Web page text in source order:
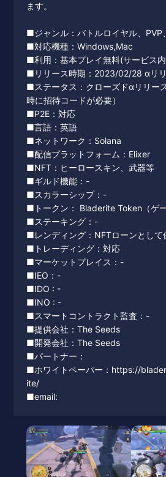
ます。
■ジャンル：バトルロイヤル、PVP
■対応機種：Windows,Mac
■利用：基本プレイ無料(サービス
■リリース時期：2023/02/28 αリ
■ステータス：クローズドαリリー
時に招待コードが必要）
■P2E：対応
■言語：英語
■ネットワーク：Solana
■配信プラットフォーム：Elixer
■NFT：ヒーロースキン、武器等
■ギルド機能：-
■スカラーシップ：-
■トークン： Bladerite Token（ゲー
■ステーキング：-
■レンディング：NFTローンとして
■トレーディング：対応
■マーケットプレイス：-
■IEO：-
■IDO : -
■INO : -
■スマートコントラクト監査：-
■提供会社：The Seeds
■開発会社：The Seeds
■パートナー：
■ホワイトペーパー：https://
ite/
■email: